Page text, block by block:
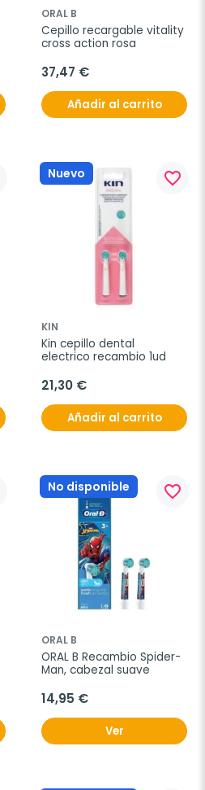
ORAL B
Cepillo recargable vitality
cross action rosa
37,47 €
Añadir al carrito
Nuevo favorite_border
KIN
Kin cepillo dental
electrico recambio 1ud
21,30 €
Añadir al carrito
No disponible favorite_border
ORAL B
ORAL B Recambio Spider-
Man, cabezal suave
14,95 €
Ver